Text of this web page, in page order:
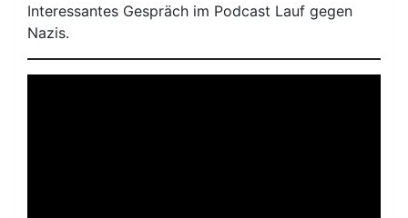
Interessantes Gespräch im Podcast Lauf gegen
Nazis.